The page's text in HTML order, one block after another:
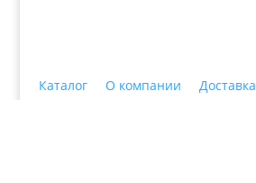
Каталог О компании Доставка